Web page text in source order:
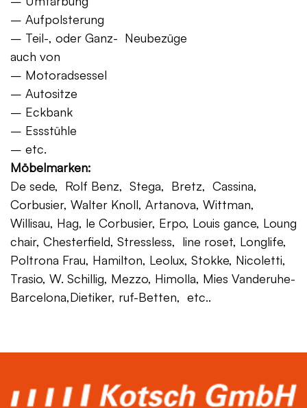
– Aufpolsterung
– Teil-, oder Ganz- Neubezüge
auch von
– Motoradsessel
– Autositze
– Eckbank
– Essstühle
– etc.
Möbelmarken:
De sede, Rolf Benz, Stega, Bretz, Cassina,
Corbusier, Walter Knoll, Artanova, Wittman,
Willisau, Hag, le Corbusier, Erpo, Louis gance, Loung
chair, Chesterfield, Stressless, line roset, Longlife,
Poltrona Frau, Hamilton, Leolux, Stokke, Nicoletti,
Trasio, W. Schillig, Mezzo, Himolla, Mies Vanderuhe-
Barcelona,Dietiker, ruf-Betten, etc..